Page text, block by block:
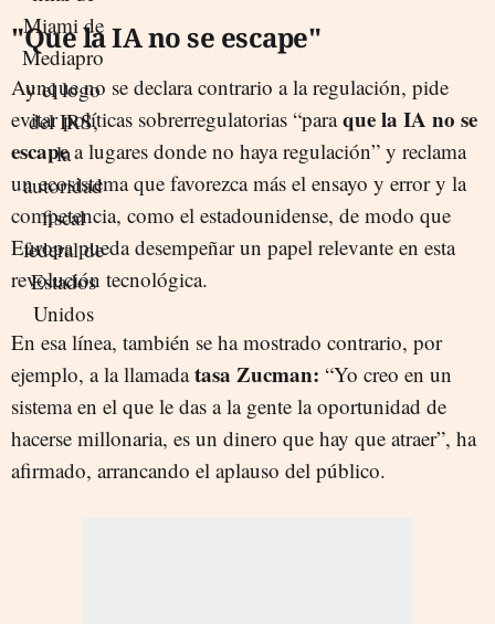
"Que la IA no se escape"
Aunque no se declara contrario a la regulación, pide
evitar políticas sobrerregulatorias “paraque la IA no se
escapea lugares donde no haya regulación” y reclama
un ecosistema que favorezca más el ensayo y error y la
competencia, como el estadounidense, de modo que
Europa pueda desempeñar un papel relevante en esta
revolución tecnológica.
En esa línea, también se ha mostrado contrario, por
ejemplo, a la llamadatasa Zucman: “Yo creo en un
sistema en el que le das a la gente la oportunidad de
hacerse millonaria, es un dinero que hay que atraer”, ha
afirmado, arrancando el aplauso del público.